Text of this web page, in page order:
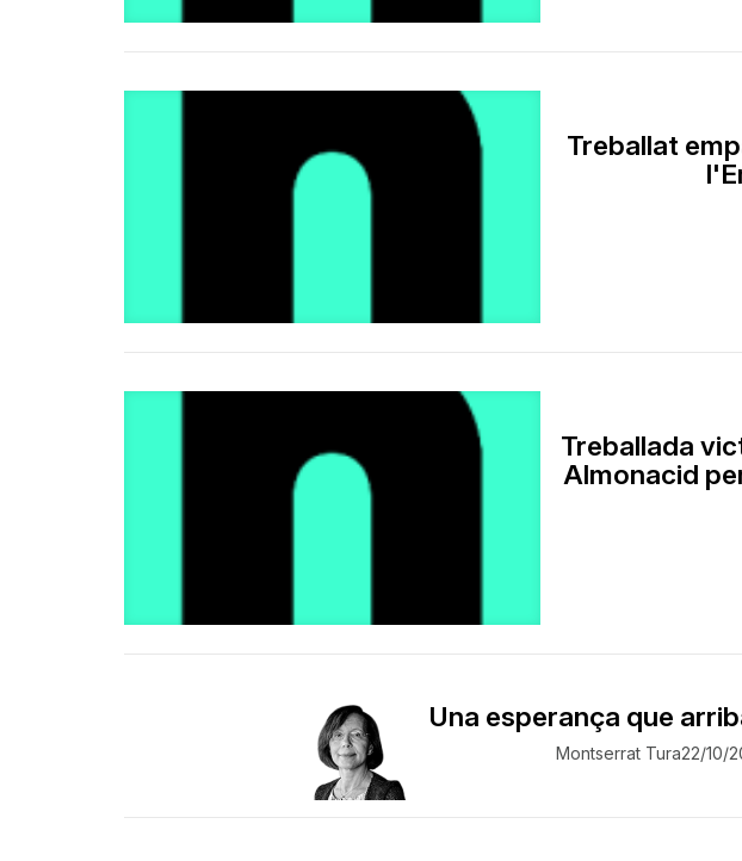
Treballat
Treballada
Almonacid
​Una esperança que
Montserrat Tura22/10/